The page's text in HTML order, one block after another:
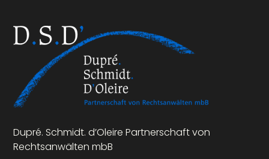
Dupré. Schmidt. d’Oleire Partnerschaft von
Rechtsanwälten mbB